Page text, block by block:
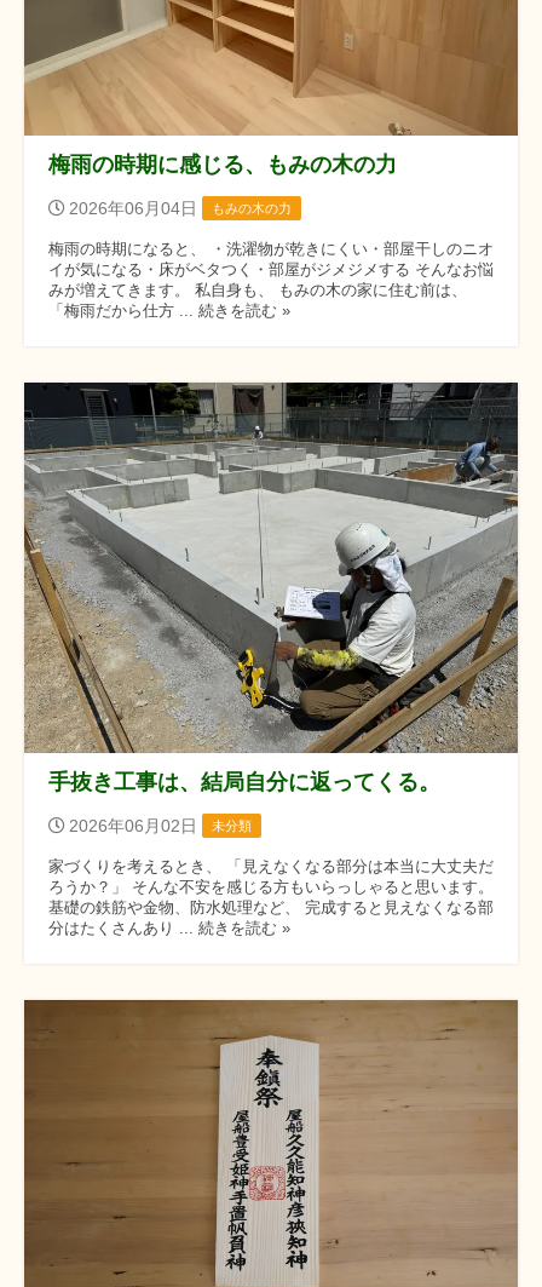
梅雨の時期に感じる、もみの木の力
2026年06月04日 もみの木の力
梅雨の時期になると、 ・洗濯物が乾きにくい・部屋干しのニオ
イが気になる・床がベタつく・部屋がジメジメする そんなお悩
みが増えてきます。 私自身も、 もみの木の家に住む前は、
「梅雨だから仕方 ... 続きを読む »
手抜き工事は、結局自分に返ってくる。
2026年06月02日 未分類
家づくりを考えるとき、 「見えなくなる部分は本当に大丈夫だ
ろうか？」 そんな不安を感じる方もいらっしゃると思います。
基礎の鉄筋や金物、防水処理など、 完成すると見えなくなる部
分はたくさんあり ... 続きを読む »